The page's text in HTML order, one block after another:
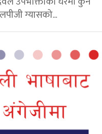
ग्यासको...